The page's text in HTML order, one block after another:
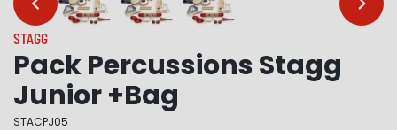
… …
STAGG
Pack Percussions Stagg
Junior +Bag
STACPJ05